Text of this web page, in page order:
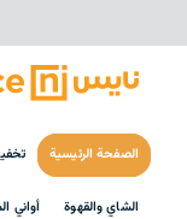
الصفحة الرئيسية
الشاي والقهوة أواني